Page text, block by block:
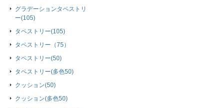
グラデーションタペストリ
ー(105)
タペストリー(105)
タペストリー（75）
タペストリー(50)
タペストリー(多色50)
クッション(50)
クッション(多色50)